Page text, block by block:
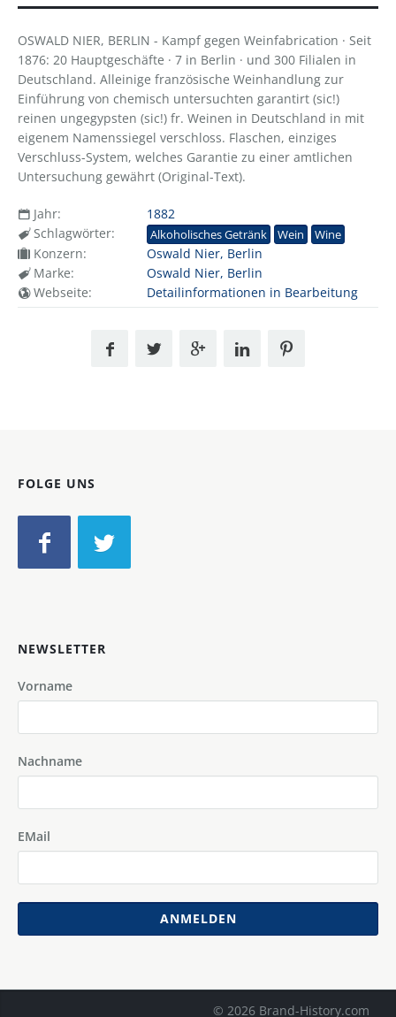
OSWALD NIER, BERLIN - Kampf gegen Weinfabrication · Seit
1876: 20 Hauptgeschäfte · 7 in Berlin · und 300 Filialen in
Deutschland. Alleinige französische Weinhandlung zur
Einführung von chemisch untersuchten garantirt (sic!)
reinen ungegypsten (sic!) fr. Weinen in Deutschland in mit
eigenem Namenssiegel verschloss. Flaschen, einziges
Verschluss-System, welches Garantie zu einer amtlichen
Untersuchung gewährt (Original-Text).
Jahr:
1882
Schlagwörter:
Alkoholisches Getränk Wein Wine
Konzern:
Oswald Nier, Berlin
Marke:
Oswald Nier, Berlin
Webseite:
Detailinformationen in Bearbeitung
FOLGE UNS
NEWSLETTER
Vorname
Nachname
EMail
ANMELDEN
© 2026 Brand-History.com